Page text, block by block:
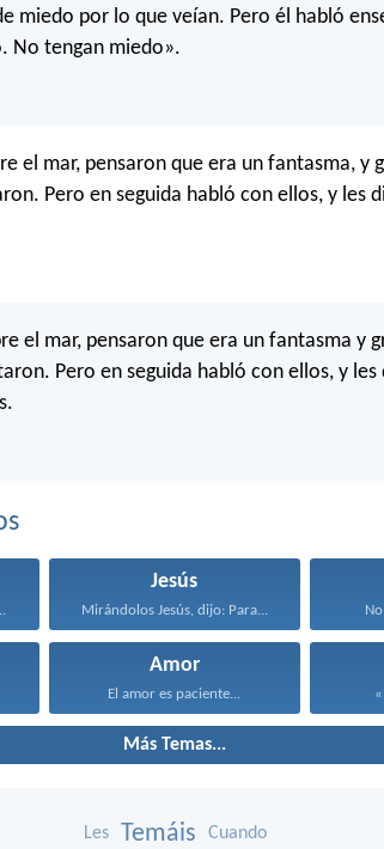
miedo por lo que veían. Pero él habló
No tengan miedo».
el mar, pensaron que era un fantasma, y
Pero en seguida habló con ellos, y les
el mar, pensaron que era un fantasma y
Pero en seguida habló con ellos, y
Jesús
Mirándolos Jesús, dijo: Para...
Amor
El amor es paciente...
Más Temas...
Les Temáis Cuando